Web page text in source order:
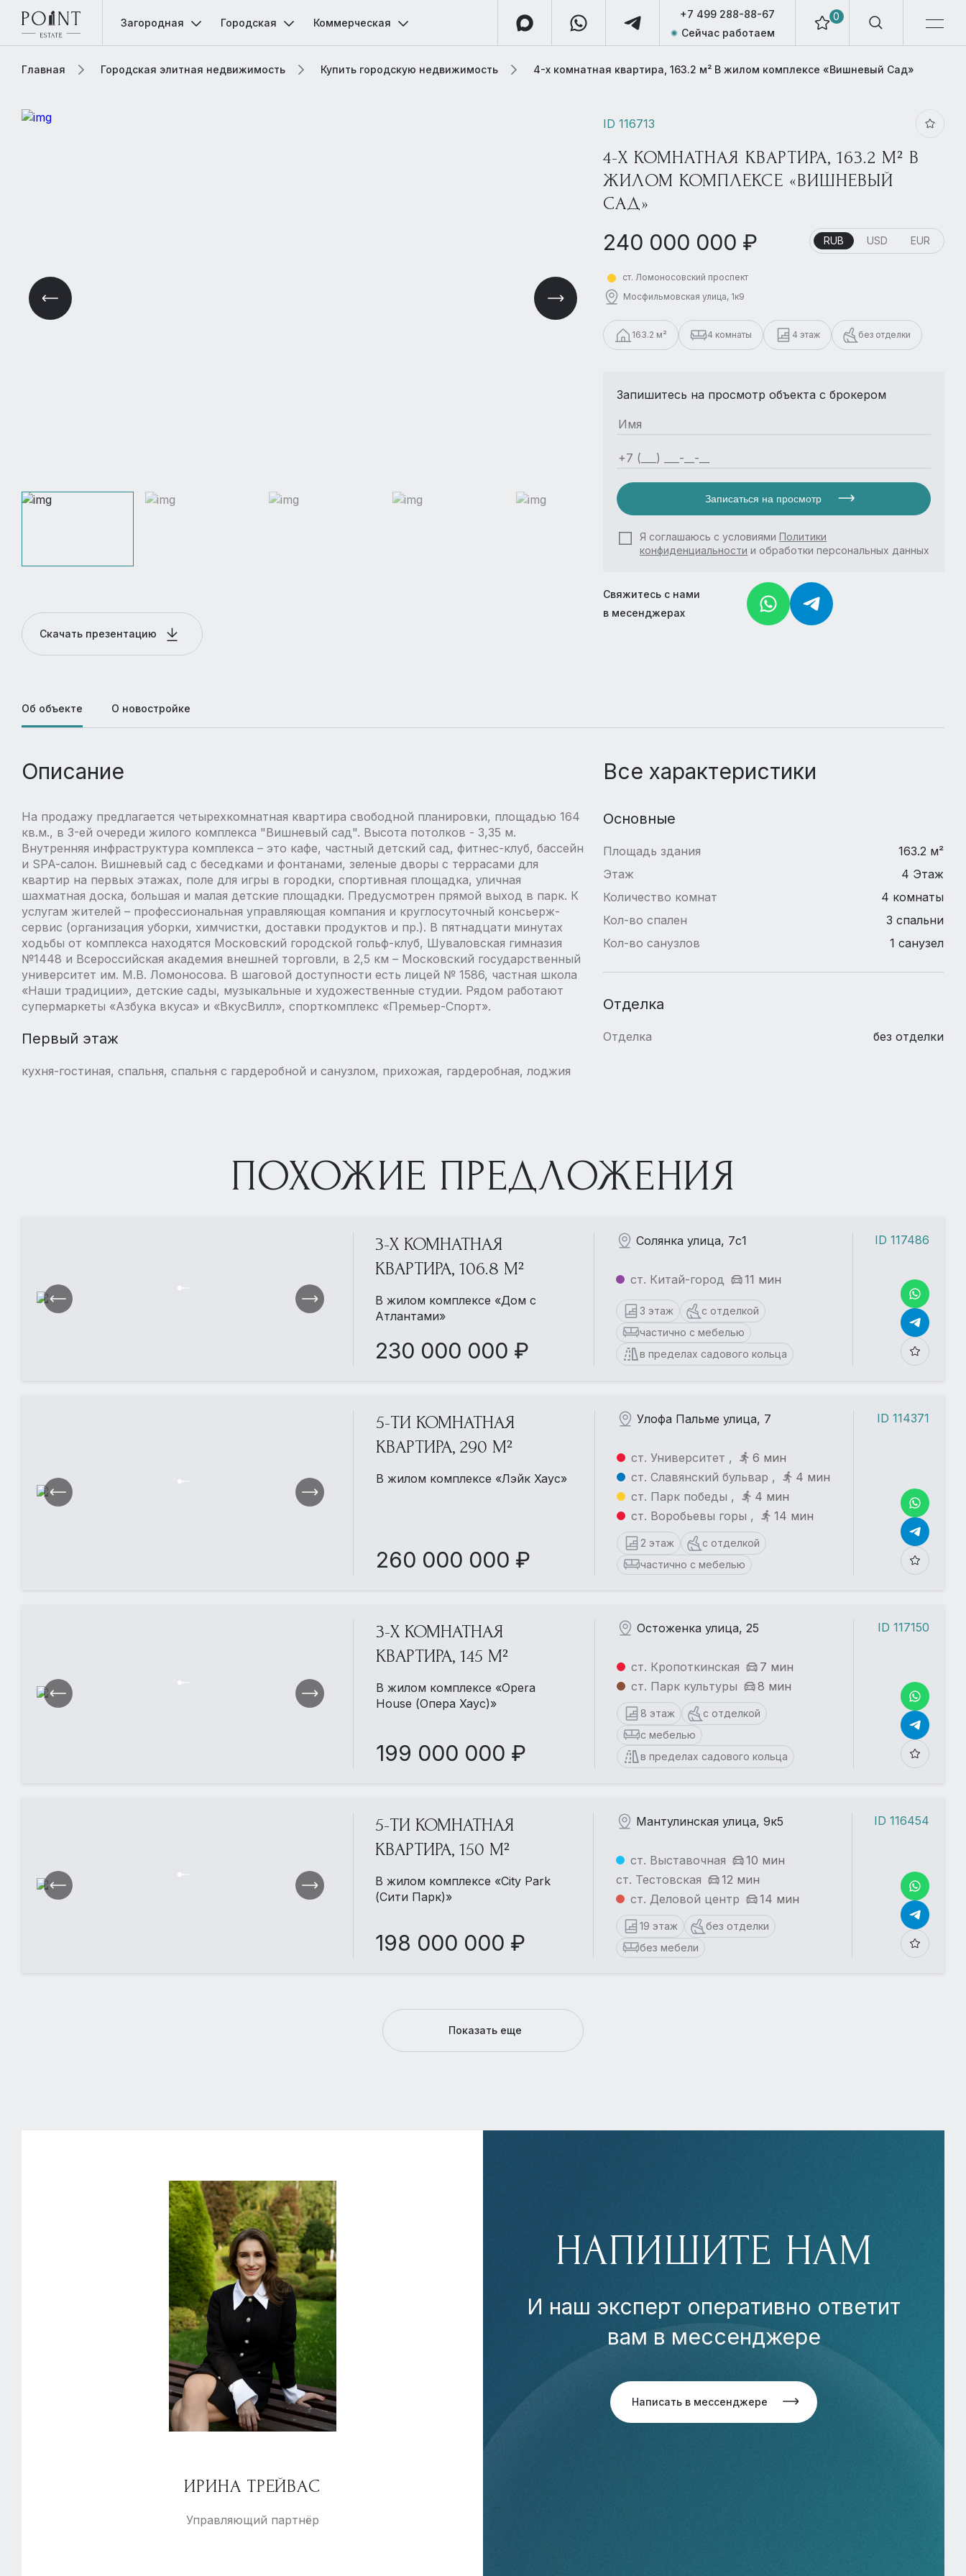
0
+7 499 288-88-67
Сейчас работаем
Загородная Городская Коммерческая
Главная Городская элитная недвижимость Купить городскую недвижимость 4-х комнатная квартира, 163.2 м² В жилом комплексе «Вишневый Сад»
Скачать презентацию
ID 116713
4-Х КОМНАТНАЯ КВАРТИРА, 163.2 М² В
ЖИЛОМ КОМПЛЕКСЕ «ВИШНЕВЫЙ
САД»
240 000 000 ₽ RUB USD EUR
ст. Ломоносовский проспект
Мосфильмовская улица, 1к9
163.2 м² 4 комнаты 4 этаж без отделки
Запишитесь на просмотр объекта с брокером
Записаться на просмотр
Я соглашаюсь с условиямиПолитики
конфиденциальности и обработки персональных данных
Свяжитесь с нами
в месенджерах
Об объекте О новостройке
Описание
На продажу предлагается четырехкомнатная квартира свободной планировки, площадью 164
кв.м., в 3-ей очереди жилого комплекса "Вишневый сад". Высота потолков - 3,35 м.
Внутренняя инфраструктура комплекса – это кафе, частный детский сад, фитнес-клуб, бассейн
и SPA-cалон. Вишневый сад с беседками и фонтанами, зеленые дворы с террасами для
квартир на первых этажах, поле для игры в городки, спортивная площадка, уличная
шахматная доска, большая и малая детские площадки. Предусмотрен прямой выход в парк. К
услугам жителей – профессиональная управляющая компания и круглосуточный консьерж-
сервис (организация уборки, химчистки, доставки продуктов и пр.). В пятнадцати минутах
ходьбы от комплекса находятся Московский городской гольф-клуб, Шуваловская гимназия
№1448 и Всероссийская академия внешней торговли, в 2,5 км – Московский государственный
университет им. М.В. Ломоносова. В шаговой доступности есть лицей № 1586, частная школа
«Наши традиции», детские сады, музыкальные и художественные студии. Рядом работают
супермаркеты «Азбука вкуса» и «ВкусВилл», спорткомплекс «Премьер-Спорт».
Первый этаж
кухня-гостиная, спальня, спальня с гардеробной и санузлом, прихожая, гардеробная, лоджия
Все характеристики
Основные
Площадь здания
163.2 м²
Этаж
4 Этаж
Количество комнат
4 комнаты
Кол-во спален
3 спальни
Кол-во санузлов
1 санузел
Отделка
Отделка без отделки
ПОХОЖИЕ ПРЕДЛОЖЕНИЯ
3-Х КОМНАТНАЯ
КВАРТИРА, 106.8 М²
В жилом комплексе «Дом с
Атлантами»
230 000 000 ₽
Солянка улица, 7с1
ст. Китай-город 11 мин
3 этаж
с отделкой
частично с мебелью
в пределах садового кольца
ID 117486
5-ТИ КОМНАТНАЯ
КВАРТИРА, 290 М²
В жилом комплексе «Лэйк Хаус»
260 000 000 ₽
Улофа Пальме улица, 7
ст. Университет ,
6 мин
ст. Славянский бульвар ,
4 мин
ст. Парк победы ,
4 мин
ст. Воробьевы горы ,
14 мин
2 этаж
с отделкой
частично с мебелью
ID 114371
3-Х КОМНАТНАЯ
КВАРТИРА, 145 М²
В жилом комплексе «Opera
House (Опера Хаус)»
199 000 000 ₽
Остоженка улица, 25
ст. Кропоткинская
7 мин
ст. Парк культуры
8 мин
8 этаж
с отделкой
с мебелью
в пределах садового кольца
ID 117150
5-ТИ КОМНАТНАЯ
КВАРТИРА, 150 М²
В жилом комплексе «City Park
(Сити Парк)»
198 000 000 ₽
Мантулинская улица, 9к5
ст. Выставочная
10 мин
ст. Тестовская
12 мин
ст. Деловой центр
14 мин
19 этаж
без отделки
без мебели
ID 116454
Показать еще
ИРИНА ТРЕЙВАС
Управляющий партнёр
НАПИШИТЕ НАМ
И наш эксперт оперативно ответит
вам в мессенджере
Написать в мессенджере